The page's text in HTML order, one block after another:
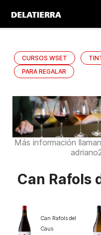
CURSOS WSET
PARA REGALAR
Más información
Can Rafols
Can Rafols del
Caus